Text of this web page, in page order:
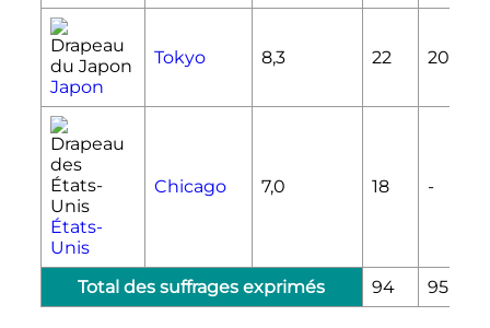
Japon
Tokyo 8,3 22 20
États-
Unis
Chicago 7,0 18 -
Total des suffrages exprimés 94 95